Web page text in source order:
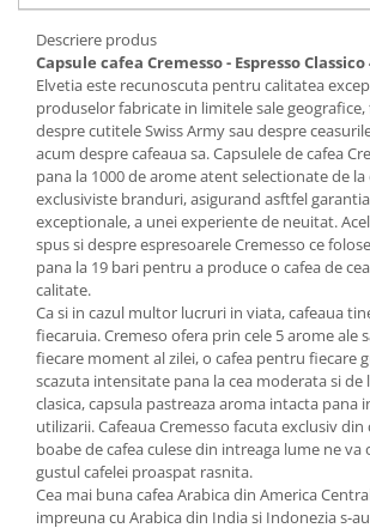
Descriere produs
Capsule cafea Cremesso - Espresso Classico
Elvetia este recunoscuta pentru calitatea
produselor fabricate in limitele sale
despre cutitele Swiss Army sau despre
acum despre cafeaua sa. Capsulele de cafea
pana la 1000 de arome atent selectionate de la
exclusiviste branduri, asigurand asftfel
exceptionale, a unei experiente de neuitat.
spus si despre espresoarele Cremesso ce
pana la 19 bari pentru a produce o cafea de
calitate.
Ca si in cazul multor lucruri in viata, cafeaua
fiecaruia. Cremeso ofera prin cele 5 arome ale
fiecare moment al zilei, o cafea pentru fiecare
scazuta intensitate pana la cea moderata si de
clasica, capsula pastreaza aroma intacta pana
utilizarii. Cafeaua Cremesso facuta exclusiv
boabe de cafea culese din intreaga lume ne
gustul cafelei proaspat rasnita.
Cea mai buna cafea Arabica din America
impreuna cu Arabica din India si Indonezia s-